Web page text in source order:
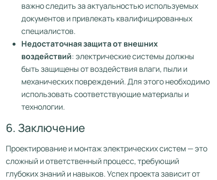
важно следить за актуальностью используемых
документов и привлекать квалифицированных
специалистов.
Недостаточная защита от внешних
воздействий: электрические системы должны
быть защищены от воздействия влаги, пыли и
механических повреждений. Для этого необходимо
использовать соответствующие материалы и
технологии.
6. Заключение
Проектирование и монтаж электрических систем — это
сложный и ответственный процесс, требующий
глубоких знаний и навыков. Успех проекта зависит от